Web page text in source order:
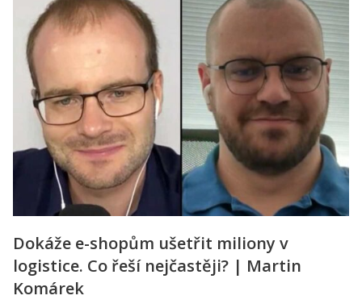
Dokáže e-shopům ušetřit miliony v
logistice. Co řeší nejčastěji? | Martin
Komárek